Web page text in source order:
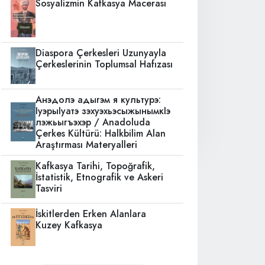
Sosyalizmin Kafkasya Macerası
Diaspora Çerkesleri Uzunyayla
Çerkeslerinin Toplumsal Hafızası
Анэдолэ адыгэм я культурэ:
IуэрыIуатэ зэхуэхьэсыжынымкIэ
лэжьыгъэхэр / Anadoluda
Çerkes Kültürü: Halkbilim Alan
Araştırması Materyalleri
Kafkasya Tarihi, Topoğrafik,
İstatistik, Etnografik ve Askeri
Tasviri
İskitlerden Erken Alanlara
Kuzey Kafkasya